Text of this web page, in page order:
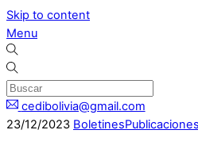
Skip to content
Menu
cedibolivia@gmail.com
23/12/2023 BoletinesPublicaciones